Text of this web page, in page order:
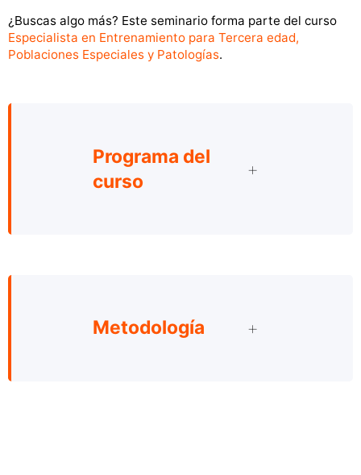
¿Buscas algo más? Este seminario forma parte del curso
Especialista en Entrenamiento para Tercera edad,
Poblaciones Especiales y Patologías.
Programa del
curso
Metodología